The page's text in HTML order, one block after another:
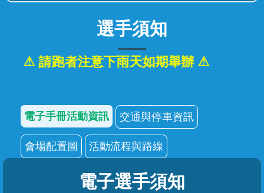
選手須知
⚠ 請跑者注意下雨天如期舉辦 ⚠
電子手冊活動資訊 交通與停車資訊
會場配置圖 活動流程與路線
電子選手須知